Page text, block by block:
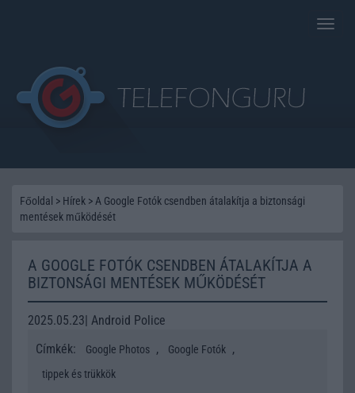
Toggle
Főoldal > Hírek > A Google Fotók csendben átalakítja a biztonsági
mentések működését
A GOOGLE FOTÓK CSENDBEN ÁTALAKÍTJA A
BIZTONSÁGI MENTÉSEK MŰKÖDÉSÉT
2025.05.23| Android Police
Címkék:
Google Photos , Google Fotók ,
tippek és trükkök